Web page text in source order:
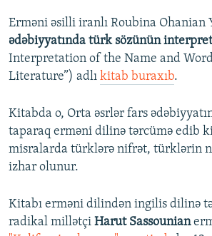
Erməni əsilli iranlı Roubina Ohanian
ədəbiyyatında türk sözünün
Interpretation of the Name and
Literature”) adlı kitab buraxıb.
Kitabda o, Orta əsrlər fars
taparaq erməni dilinə tərcümə edib
misralarda türklərə nifrət, türklərin
izhar olunur.
Kitabı erməni dilindən ingilis dilinə
radikal millətçi Harut Sassounian